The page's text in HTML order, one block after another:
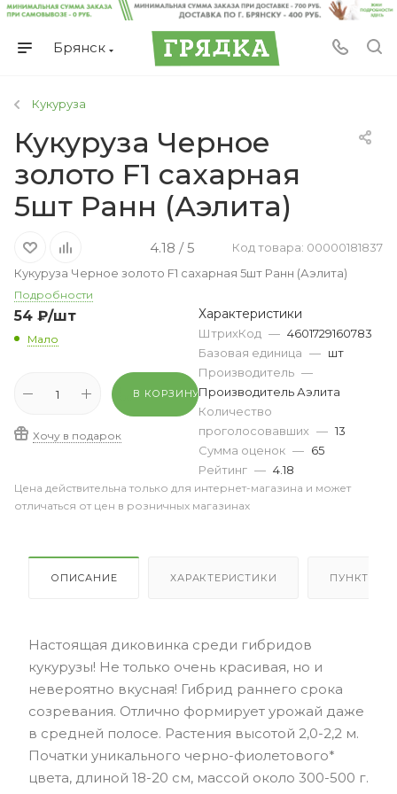
Брянск
Кукуруза
Кукуруза Черное
золото F1 сахарная
5шт Ранн (Аэлита)
4.18 / 5
Код товара: 00000181837
Кукуруза Черное золото F1 сахарная 5шт Ранн (Аэлита)
Подробности
54 ₽/шт
Мало
В КОРЗИНУ
Хочу в подарок
Характеристики
ШтрихКод — 4601729160783
Базовая единица — шт
Производитель —
Производитель Аэлита
Количество
проголосовавших — 13
Сумма оценок — 65
Рейтинг — 4.18
Цена действительна только для интернет-магазина и может
отличаться от цен в розничных магазинах
ОПИСАНИЕ ХАРАКТЕРИСТИКИ ПУНКТЫ
Настоящая диковинка среди гибридов
кукурузы! Не только очень красивая, но и
невероятно вкусная! Гибрид раннего срока
созревания. Отлично формирует урожай даже
в средней полосе. Растения высотой 2,0-2,2 м.
Початки уникального черно-фиолетового*
цвета, длиной 18-20 см, массой около 300-500 г.